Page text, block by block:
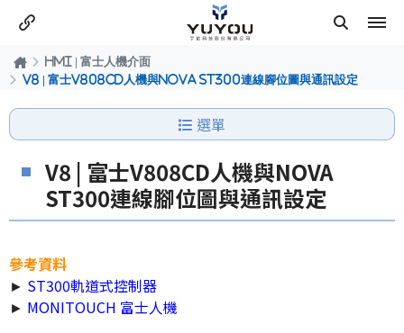
HMI | 富士人機介面
V8 | 富士V808CD人機與NOVA ST300連線腳位圖與通訊設定
選單
V8 | 富士V808CD人機與NOVA
ST300連線腳位圖與通訊設定
參考資料
► ST300軌道式控制器
► MONITOUCH 富士人機